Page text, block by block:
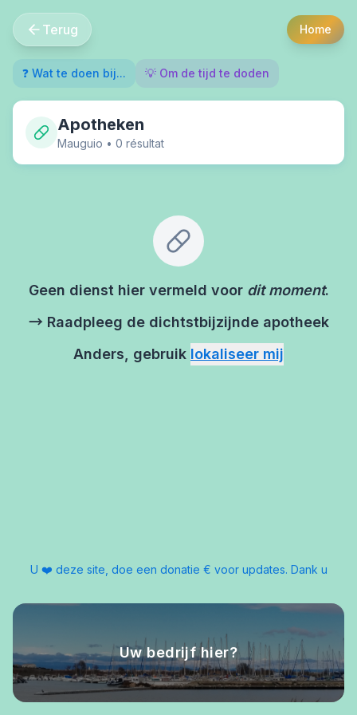
Terug Home
❓ Wat te doen bij... 💡 Om de tijd te doden
Apotheken
Mauguio • 0 résultat
Geen dienst hier vermeld voor dit moment.
→ Raadpleeg de dichtstbijzijnde apotheek
Anders, gebruik lokaliseer mij
U ❤️ deze site, doe een donatie € voor updates. Dank u
Uw bedrijf hier?